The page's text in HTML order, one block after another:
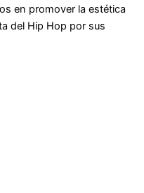
en promover la estética
del Hip Hop por sus